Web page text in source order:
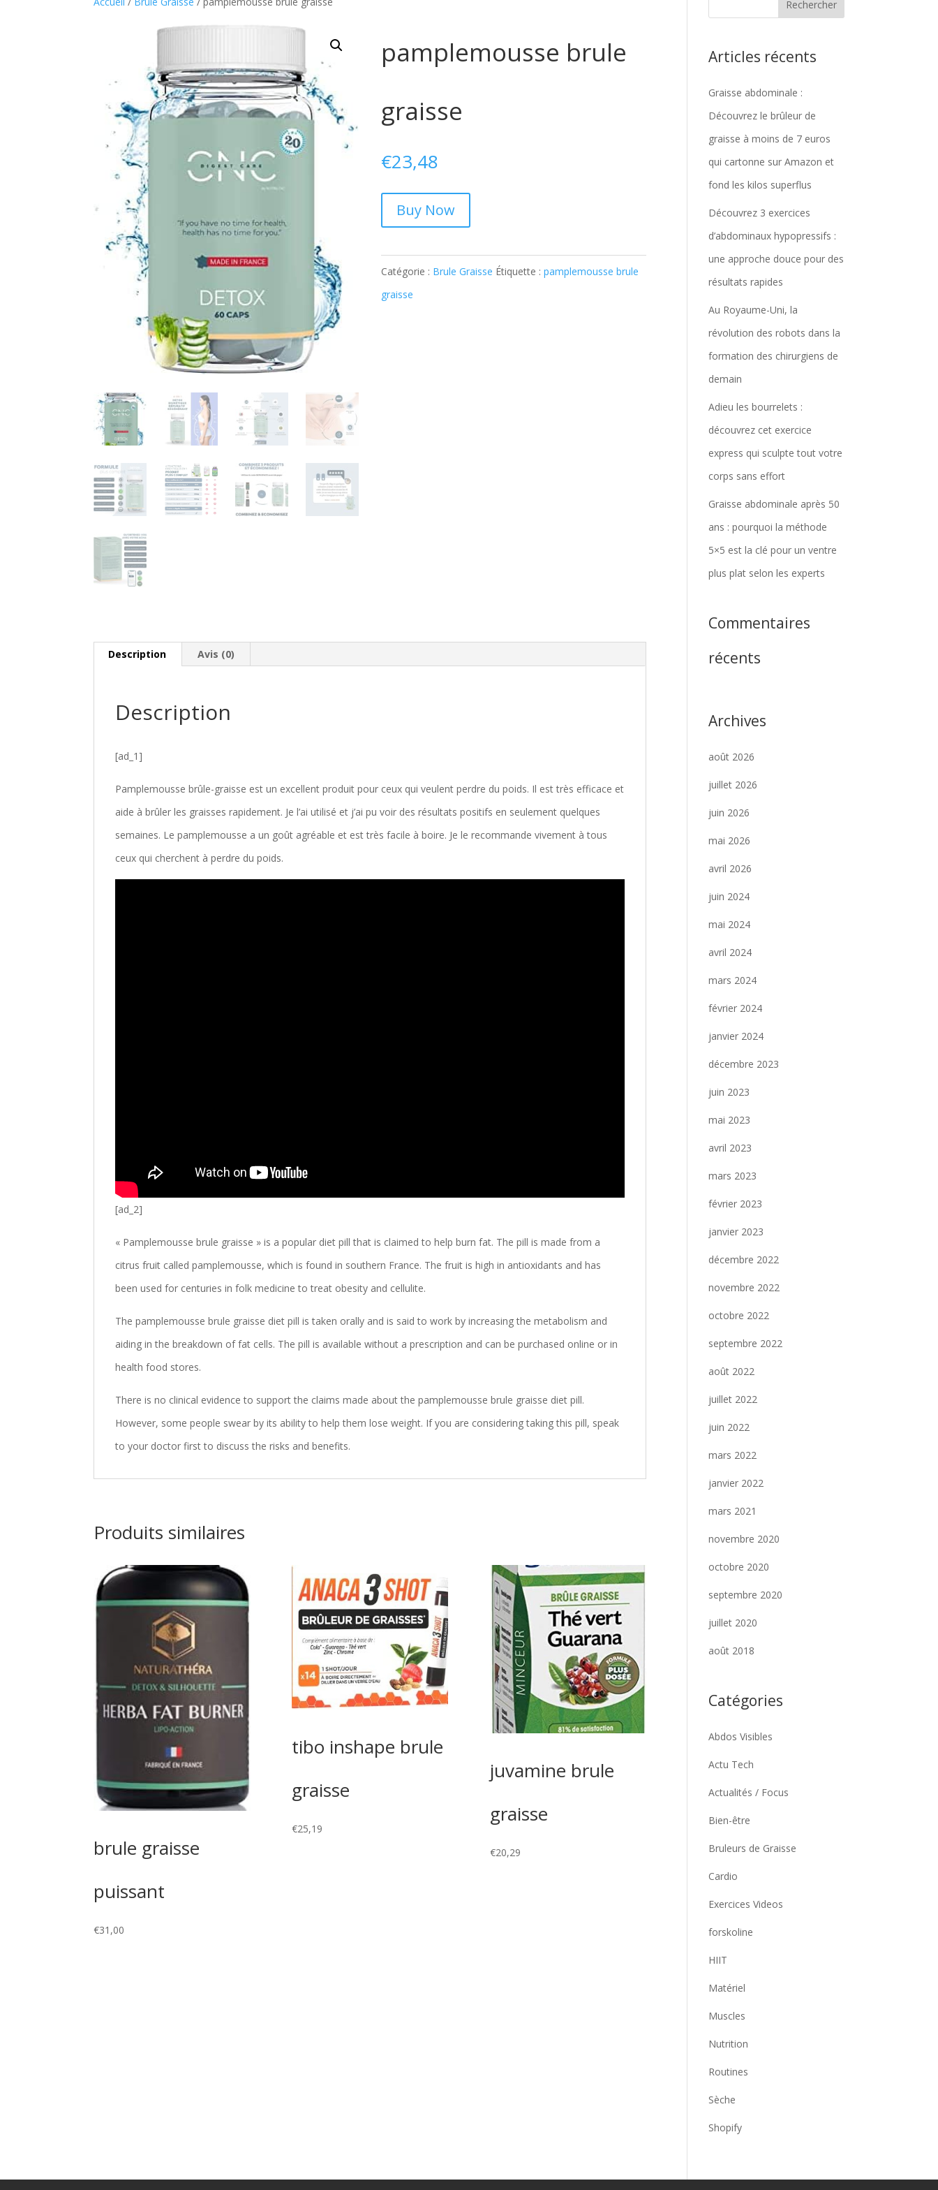
pamplemousse brule
graisse
€23,48
Buy Now
Catégorie : Brule Graisse Étiquette :pamplemousse brule
graisse
Description Avis (0)
Description
[ad_1]
Pamplemousse brûle-graisse est un excellent produit pour ceux qui veulent perdre du poids. Il est très efficace et
aide à brûler les graisses rapidement. Je l’ai utilisé et j’ai pu voir des résultats positifs en seulement quelques
semaines. Le pamplemousse a un goût agréable et est très facile à boire. Je le recommande vivement à tous
ceux qui cherchent à perdre du poids.
[ad_2]
« Pamplemousse brule graisse » is a popular diet pill that is claimed to help burn fat. The pill is made from a
citrus fruit called pamplemousse, which is found in southern France. The fruit is high in antioxidants and has
been used for centuries in folk medicine to treat obesity and cellulite.
The pamplemousse brule graisse diet pill is taken orally and is said to work by increasing the metabolism and
aiding in the breakdown of fat cells. The pill is available without a prescription and can be purchased online or in
health food stores.
There is no clinical evidence to support the claims made about the pamplemousse brule graisse diet pill.
However, some people swear by its ability to help them lose weight. If you are considering taking this pill, speak
to your doctor first to discuss the risks and benefits.
Produits similaires
brule graisse
puissant
€31,00
tibo inshape brule
graisse
€25,19
juvamine brule
graisse
€20,29
Articles récents
Graisse abdominale :
Découvrez le brûleur de
graisse à moins de 7 euros
qui cartonne sur Amazon et
fond les kilos superflus
Découvrez 3 exercices
d’abdominaux hypopressifs :
une approche douce pour des
résultats rapides
Au Royaume-Uni, la
révolution des robots dans la
formation des chirurgiens de
demain
Adieu les bourrelets :
découvrez cet exercice
express qui sculpte tout votre
corps sans effort
Graisse abdominale après 50
ans : pourquoi la méthode
5×5 est la clé pour un ventre
plus plat selon les experts
Commentaires
récents
Archives
août 2026
juillet 2026
juin 2026
mai 2026
avril 2026
juin 2024
mai 2024
avril 2024
mars 2024
février 2024
janvier 2024
décembre 2023
juin 2023
mai 2023
avril 2023
mars 2023
février 2023
janvier 2023
décembre 2022
novembre 2022
octobre 2022
septembre 2022
août 2022
juillet 2022
juin 2022
mars 2022
janvier 2022
mars 2021
novembre 2020
octobre 2020
septembre 2020
juillet 2020
août 2018
Catégories
Abdos Visibles
Actu Tech
Actualités / Focus
Bien-être
Bruleurs de Graisse
Cardio
Exercices Videos
forskoline
HIIT
Matériel
Muscles
Nutrition
Routines
Sèche
Shopify